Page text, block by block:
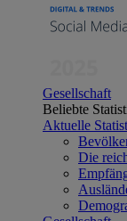
Gesellschaft
Beliebte
Aktuelle
Die